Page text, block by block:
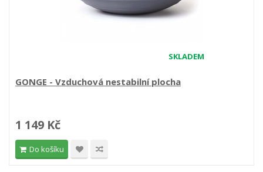
SKLADEM
GONGE - Vzduchová nestabilní plocha
1 149 Kč
Do košíku